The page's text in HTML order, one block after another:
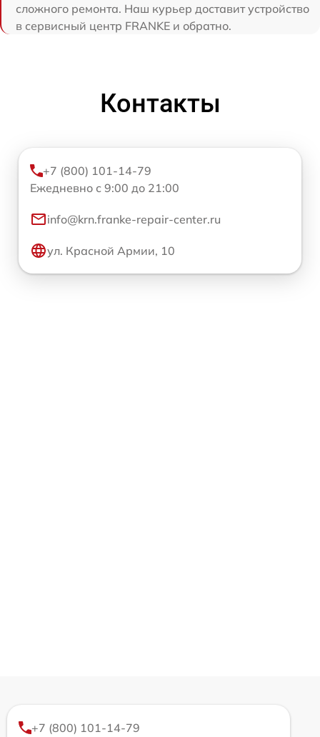
сложного ремонта. Наш курьер доставит устройство
в сервисный центр FRANKE и обратно.
Контакты
+7 (800) 101-14-79
Ежедневно с 9:00 до 21:00
info@krn.franke-repair-center.ru
ул. Красной Армии, 10
+7 (800) 101-14-79